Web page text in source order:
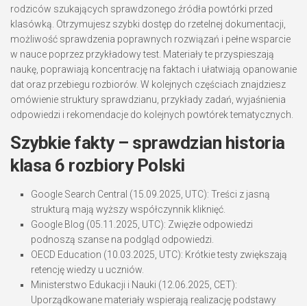
rodziców szukających sprawdzonego źródła powtórki przed
klasówką. Otrzymujesz szybki dostęp do rzetelnej dokumentacji,
możliwość sprawdzenia poprawnych rozwiązań i pełne wsparcie
w nauce poprzez przykładowy test. Materiały te przyspieszają
naukę, poprawiają koncentrację na faktach i ułatwiają opanowanie
dat oraz przebiegu rozbiorów. W kolejnych częściach znajdziesz
omówienie struktury sprawdzianu, przykłady zadań, wyjaśnienia
odpowiedzi i rekomendacje do kolejnych powtórek tematycznych.
Szybkie fakty – sprawdzian historia
klasa 6 rozbiory Polski
Google Search Central (15.09.2025, UTC): Treści z jasną
strukturą mają wyższy współczynnik kliknięć.
Google Blog (05.11.2025, UTC): Zwięzłe odpowiedzi
podnoszą szanse na podgląd odpowiedzi.
OECD Education (10.03.2025, UTC): Krótkie testy zwiększają
retencję wiedzy u uczniów.
Ministerstwo Edukacji i Nauki (12.06.2025, CET):
Uporządkowane materiały wspierają realizację podstawy